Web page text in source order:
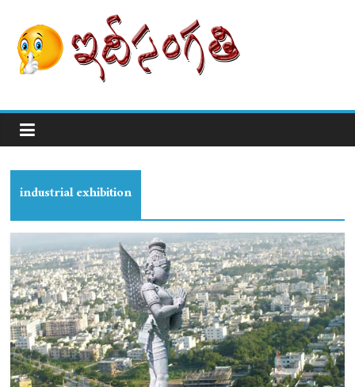
industrial exhibition